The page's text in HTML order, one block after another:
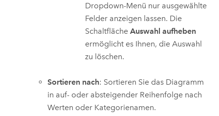
Dropdown-Menü nur ausgewählte
Felder anzeigen lassen. Die
SchaltflächeAuswahl aufheben
ermöglicht es Ihnen, die Auswahl
zu löschen.
Sortieren nach: Sortieren Sie das Diagramm
in auf- oder absteigender Reihenfolge nach
Werten oder Kategorienamen.